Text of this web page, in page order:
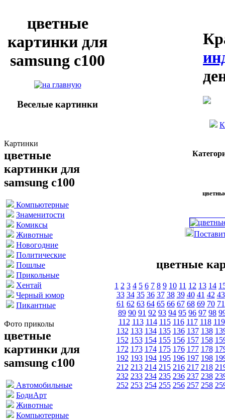
цветные
картинки для
samsung c100
Веселые картинки
Картинки
цветные
картинки для
samsung c100
Компьютерные
Знаменитости
Комиксы
Животные
Новогодние
Политические
Пошлые
Прикольные
Хентай
Черный юмор
Пикантные
Фото приколы
цветные
картинки для
samsung c100
Автомобильные
БодиАрт
Животные
Компьютерные
цветные
1 2 3 4 5 6 7 8 9 10 11 12 13 14
33 34 35 36 37 38 39 40 41 42 43
61 62 63 64 65 66 67 68 69 70 71
89 90 91 92 93 94 95 96 97 98
112 113 114 115 116 117 118 119
132 133 134 135 136 137 138
152 153 154 155 156 157 158
172 173 174 175 176 177 178
192 193 194 195 196 197 198
212 213 214 215 216 217 218
232 233 234 235 236 237 238
252 253 254 255 256 257 258